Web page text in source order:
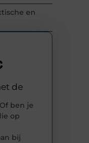
en
de
ben je
op
bij